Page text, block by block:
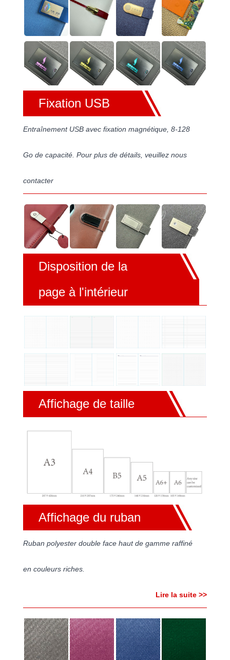
Fixation USB
Entraînement USB avec fixation magnétique, 8-128
Go de capacité. Pour plus de détails, veuillez nous
contacter
Disposition de la
page à l'intérieur
Affichage de taille
Affichage du ruban
Ruban polyester double face haut de gamme raffiné
en couleurs riches.
Lire la suite >>